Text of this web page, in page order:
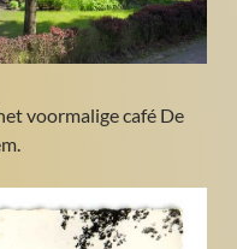
voormalige café De